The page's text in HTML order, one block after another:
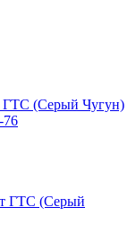
(Серый Чугун)
76
ГТС (Серый